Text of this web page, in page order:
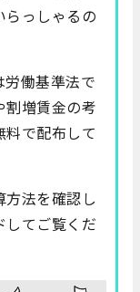
らっしゃるの
働基準法で
割増賃金の考
で配布して
法を確認し
してご覧くだ